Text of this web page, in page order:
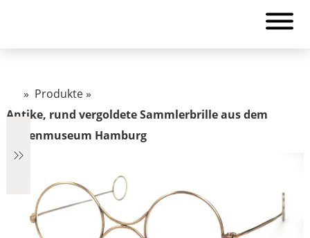
» Produkte»
Antike, rund vergoldete Sammlerbrille aus dem
Brillenmuseum Hamburg